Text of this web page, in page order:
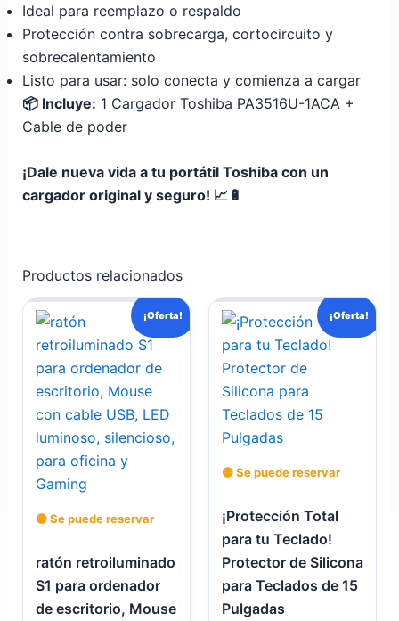
Ideal para reemplazo o respaldo
Protección contra sobrecarga, cortocircuito y
sobrecalentamiento
Listo para usar: solo conecta y comienza a cargar
📦 Incluye: 1 Cargador Toshiba PA3516U-1ACA +
Cable de poder
¡Dale nueva vida a tu portátil Toshiba con un
cargador original y seguro! 📈🔋
Productos relacionados
¡Oferta!
🟡 Se puede reservar
ratón retroiluminado
S1 para ordenador
de escritorio, Mouse
El
precio
original
era:
$ 60.000.
El
precio
actual
es:
$ 45.000.
¡Oferta!
🟡 Se puede reservar
¡Protección Total
para tu Teclado!
Protector de Silicona
para Teclados de 15
Pulgadas
El
precio
original
era:
$ 12.000.
El
precio
actual
es:
$ 8.000.